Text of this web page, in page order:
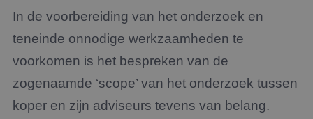
In de voorbereiding van het onderzoek en
teneinde onnodige werkzaamheden te
voorkomen is het bespreken van de
zogenaamde ‘scope’ van het onderzoek tussen
koper en zijn adviseurs tevens van belang.